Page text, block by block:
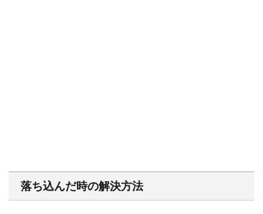
落ち込んだ時の解決方法